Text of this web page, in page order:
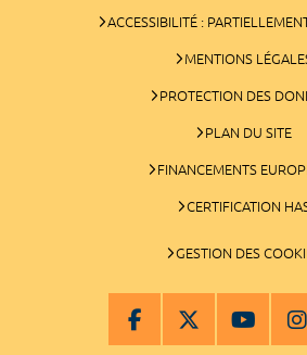
ACCESSIBILITÉ :
MENTIONS
PROTECTION DES
PLAN DU SITE
FINANCEMENTS
CERTIFICATION
GESTION DES